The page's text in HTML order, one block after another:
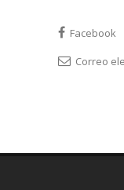
Facebook
Correo